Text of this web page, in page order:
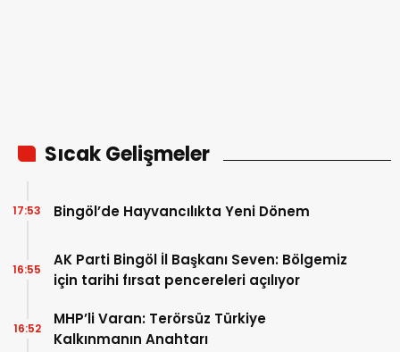
Sıcak Gelişmeler
Bingöl’de Hayvancılıkta Yeni Dönem
17:53
AK Parti Bingöl İl Başkanı Seven: Bölgemiz
için tarihi fırsat pencereleri açılıyor
16:55
MHP’li Varan: Terörsüz Türkiye
Kalkınmanın Anahtarı
16:52